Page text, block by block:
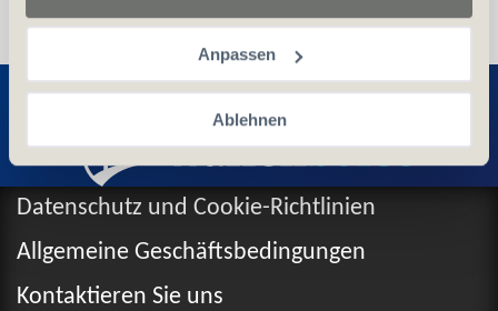
Anpassen
Ablehnen
Entdecken Sie weitere Produkte
Datenschutz und Cookie-Richtlinien
Allgemeine Geschäftsbedingungen
Kontaktieren Sie uns